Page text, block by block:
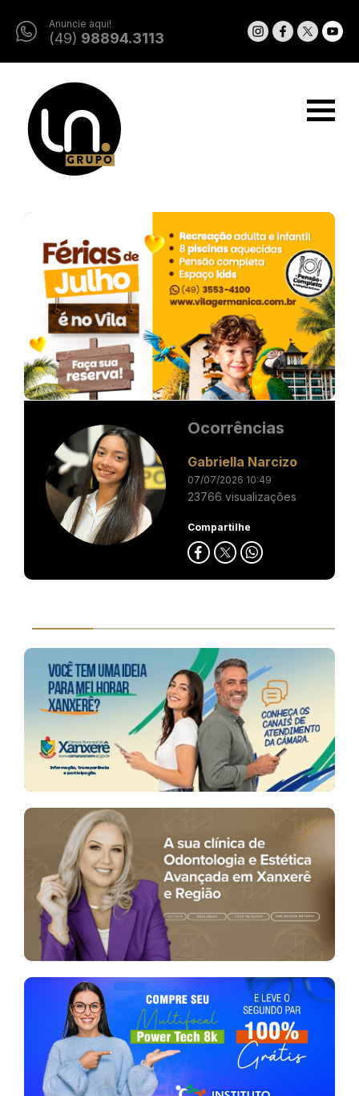
Anuncie aqui!
(49) 98894.3113
Ocorrências
Gabriella Narcizo
07/07/2026 10:49
23766 visualizações
Compartilhe